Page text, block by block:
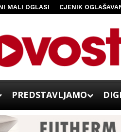
MALI OGLASI CJENIK
PREDSTAVLJAMO